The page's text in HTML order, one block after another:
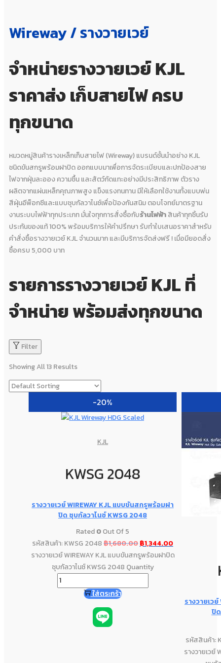
Wireway / รางวายเวย์
จำหน่ายรางวายเวย์ KJL
ราคาส่ง เก็บสายไฟ ครบ
ทุกขนาด
หมวดหมู่สินค้ารางเหล็กเก็บสายไฟ (Wireway) แบรนด์ชั้นนำอย่าง KJL
ชนิดขันสกรูพร้อมฝาปิด ออกแบบมาเพื่อการจัดระเบียบและปกป้องสาย
ไฟจากฝุ่นละออง ความชื้น และสัตว์กัดแทะอย่างมีประสิทธิภาพ ตัวราง
ผลิตจากแผ่นเหล็กคุณภาพสูง แข็งแรงทนทาน มีให้เลือกใช้งานทั้งแบบพ่น
สีฝุ่นอีพ็อกซีและแบบชุบกัลวาไนซ์เพื่อป้องกันสนิม ตอบโจทย์มาตรฐาน
งานระบบไฟฟ้าทุกประเภท มั่นใจทุกการสั่งซื้อกับร้านไฟฟ้าสินค้าทุกชิ้นรับ
ประกันของแท้ 100% พร้อมบริการให้คำปรึกษา รับทำใบเสนอราคาสำหรับ
คำสั่งซื้อรางวายเวย์ KJL จำนวนมาก และมีบริการจัดส่งฟรี ! เมื่อมียอดสั่ง
ซื้อครบ 5,000 บาท
รายการรางวายเวย์ KJL ที่
จำหน่าย พร้อมส่งทุกขนาด
Filter
Showing All 13 Results
-20%
KJL
KWSG 2048
รางวายเวย์ WIREWAY KJL แบบขันสกรูพร้อมฝา
ปิด ชุบกัลวาไนซ์ KWSG 2048
Rated0Out Of 5
รหัสสินค้า: KWSG 2048฿1,680.00฿1,344.00
รางวายเวย์ WIREWAY KJL แบบขันสกรูพร้อมฝาปิด
ชุบกัลวาไนซ์ KWSG 2048 Quantity
ใส่ตระกร้า
รางวายเว
ปิ
รหัสสินค้า:
รางวายเวย์